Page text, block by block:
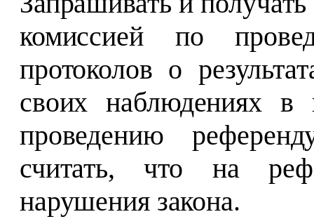
комиссией по
протоколов о
своих наблюдениях
проведению
считать, что на
нарушения закона.